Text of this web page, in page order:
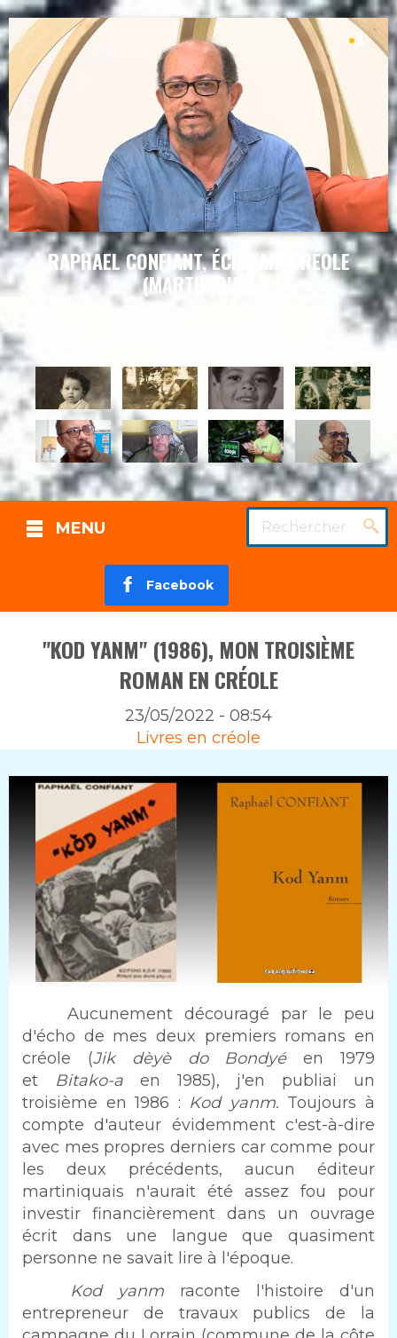
RAPHAEL CONFIANT, ÉCRIVAIN CRÉOLE
(MARTINIQUE)
MENU Rechercher
Facebook
"KOD YANM" (1986), MON TROISIÈME
ROMAN EN CRÉOLE
23/05/2022 - 08:54
Livres en créole
Aucunement découragé par le peu
d'écho de mes deux premiers romans en
créole (Jik dèyè do Bondyéen 1979
et Bitako-a en 1985), j'en publiai un
troisième en 1986 : Kod yanm. Toujours à
compte d'auteur évidemment c'est-à-dire
avec mes propres derniers car comme pour
les deux précédents, aucun éditeur
martiniquais n'aurait été assez fou pour
investir financièrement dans un ouvrage
écrit dans une langue que quasiment
personne ne savait lire à l'époque.
Kod yanm raconte l'histoire d'un
entrepreneur de travaux publics de la